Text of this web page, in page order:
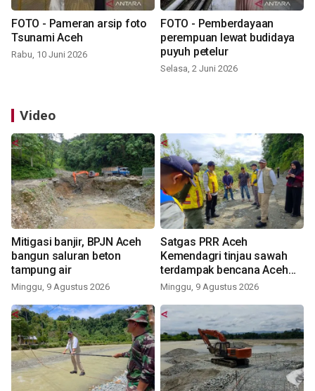
FOTO - Pameran arsip foto
Tsunami Aceh
Rabu, 10 Juni 2026
FOTO - Pemberdayaan
perempuan lewat budidaya
puyuh petelur
Selasa, 2 Juni 2026
Video
Mitigasi banjir, BPJN Aceh
bangun saluran beton
tampung air
Minggu, 9 Agustus 2026
Satgas PRR Aceh
Kemendagri tinjau sawah
terdampak bencana Aceh
Barat
Minggu, 9 Agustus 2026